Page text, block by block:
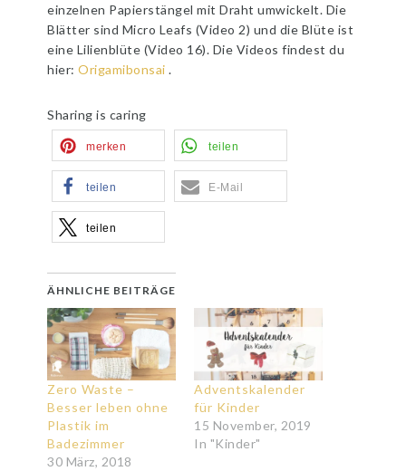
einzelnen Papierstängel mit Draht umwickelt. Die
Blätter sind Micro Leafs (Video 2) und die Blüte ist
eine Lilienblüte (Video 16). Die Videos findest du
hier:Origamibonsai .
Sharing is caring
merken teilen
teilen E-Mail
teilen
ÄHNLICHE BEITRÄGE
Zero Waste –
Besser leben ohne
Plastik im
Badezimmer
30 März, 2018
Adventskalender
für Kinder
15 November, 2019
In "Kinder"